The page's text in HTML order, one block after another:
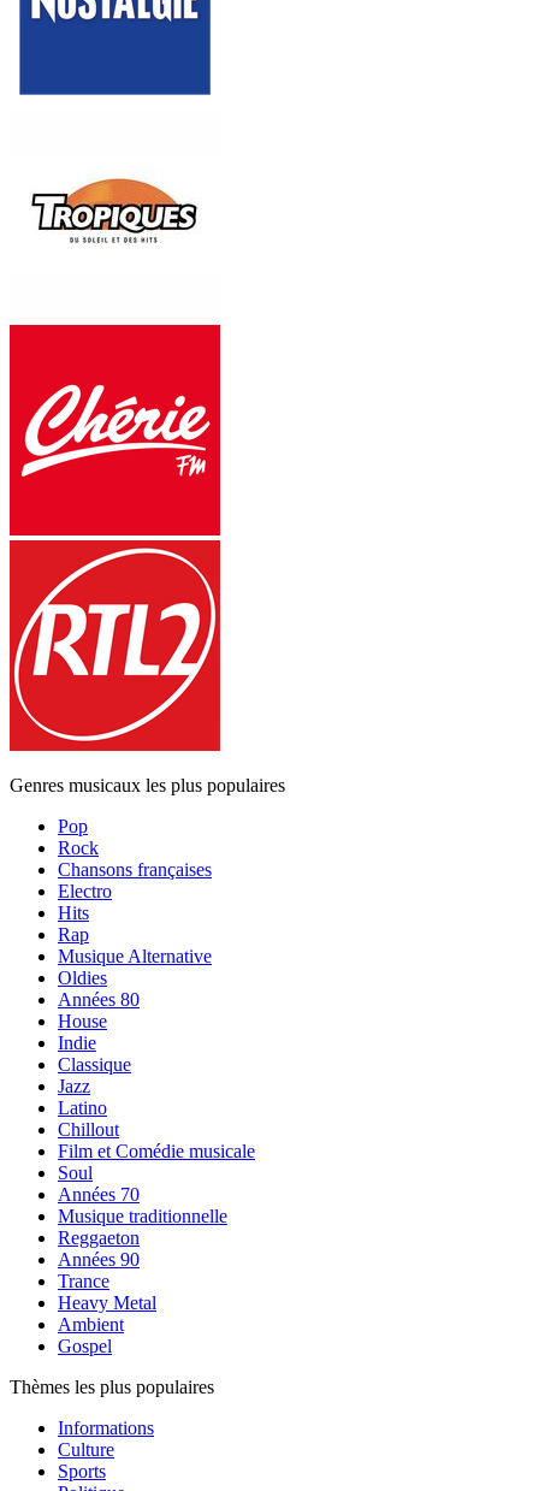
Genres musicaux les plus populaires
Pop
Rock
Chansons françaises
Electro
Hits
Rap
Musique Alternative
Oldies
Années 80
House
Indie
Classique
Jazz
Latino
Chillout
Film et Comédie musicale
Soul
Années 70
Musique traditionnelle
Reggaeton
Années 90
Trance
Heavy Metal
Ambient
Gospel
Thèmes les plus populaires
Informations
Culture
Sports